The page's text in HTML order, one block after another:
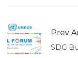
Prev
SDG